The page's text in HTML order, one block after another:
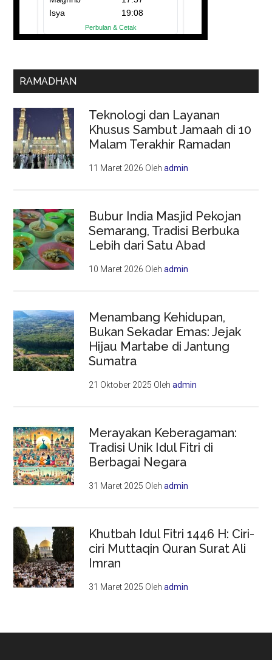
RAMADHAN
Teknologi dan Layanan
Khusus Sambut Jamaah di 10
Malam Terakhir Ramadan
11 Maret 2026 Olehadmin
Bubur India Masjid Pekojan
Semarang, Tradisi Berbuka
Lebih dari Satu Abad
10 Maret 2026 Olehadmin
Menambang Kehidupan,
Bukan Sekadar Emas: Jejak
Hijau Martabe di Jantung
Sumatra
21 Oktober 2025 Olehadmin
Merayakan Keberagaman:
Tradisi Unik Idul Fitri di
Berbagai Negara
31 Maret 2025 Olehadmin
Khutbah Idul Fitri 1446 H: Ciri-
ciri Muttaqin Quran Surat Ali
Imran
31 Maret 2025 Olehadmin